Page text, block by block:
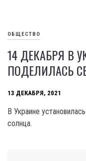
ОБЩЕСТВО
14 ДЕКАБРЯ В
ПОДЕЛИЛАСЬ
13 ДЕКАБРЯ, 2021
В Украине
солнца.